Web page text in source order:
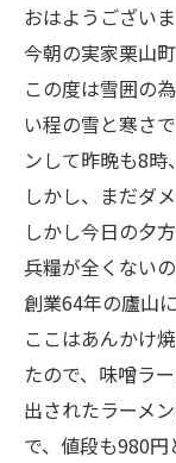
おはようござい
今朝の実家栗山
この度は雪囲の
い程の雪と寒さ
ンして昨晩も8時
しかし、まだダ
しかし今日の夕
兵糧が全くない
創業64年の廬山
ここはあんかけ
たので、味噌ラ
出されたラーメ
で、値段も980